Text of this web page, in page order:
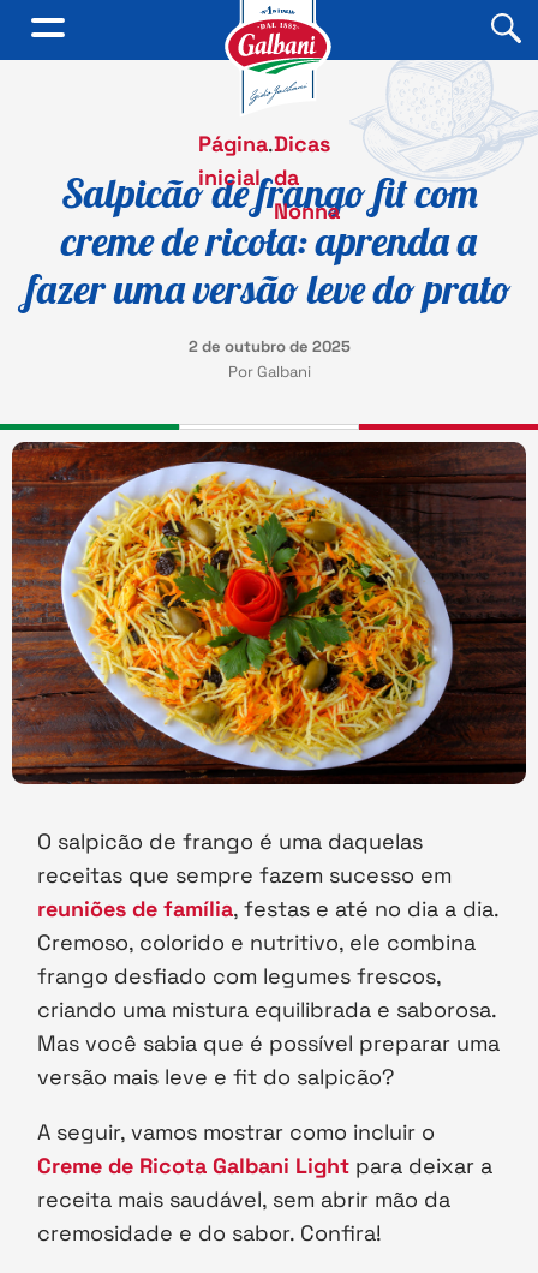
Página
inicial
.Dicas
da
Nonna
Salpicão de frango fit com
creme de ricota: aprenda a
fazer uma versão leve do prato
2 de outubro de 2025
Por Galbani
O salpicão de frango é uma daquelas
receitas que sempre fazem sucesso em
reuniões de família, festas e até no dia a dia.
Cremoso, colorido e nutritivo, ele combina
frango desfiado com legumes frescos,
criando uma mistura equilibrada e saborosa.
Mas você sabia que é possível preparar uma
versão mais leve e fit do salpicão?
A seguir, vamos mostrar como incluir o
Creme de Ricota Galbani Light para deixar a
receita mais saudável, sem abrir mão da
cremosidade e do sabor. Confira!